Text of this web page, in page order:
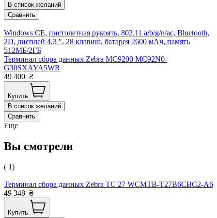
В список желаний
Сравнить
Windows CE, пистолетная рукоять, 802.11 a/b/g/n/ac, Bluetooth,
2D, дисплей 4,3 ", 28 клавиш, батарея 2600 мАч, память
512МБ/2ГБ
Терминал сбора данных Zebra MC9200 MC92N0-
G30SXAYA5WR
49 400 ₴
Купить
В список желаний
Сравнить
Еще
Вы смотрели
( 1)
Терминал сбора данных Zebra TC 27 WCMTB-T27B6CBC2-A6
49 348 ₴
Купить